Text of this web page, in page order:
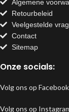
Algemene
Retourbeleid
Veelgestelde
Contact
Sitemap
Onze socials:
Volg ons op
Volg ons op